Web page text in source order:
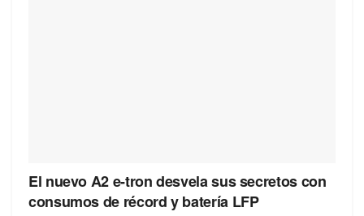
El nuevo A2 e-tron desvela sus secretos con
consumos de récord y batería LFP